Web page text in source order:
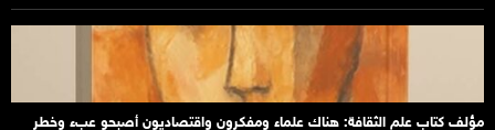
مؤلف كتاب علم الثقافة: هناك علماء ومفكرون واقتصاديون أصبحو عبء وخطر